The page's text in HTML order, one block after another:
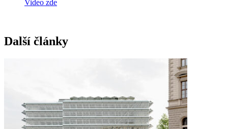
Video zde
Další články